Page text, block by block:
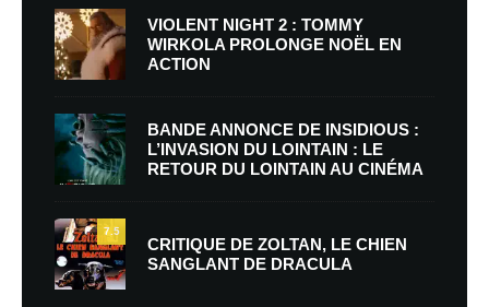
VIOLENT NIGHT 2 : TOMMY
WIRKOLA PROLONGE NOËL EN
ACTION
BANDE ANNONCE DE INSIDIOUS :
L’INVASION DU LOINTAIN : LE
RETOUR DU LOINTAIN AU CINÉMA
7.5
CRITIQUE DE ZOLTAN, LE CHIEN
SANGLANT DE DRACULA